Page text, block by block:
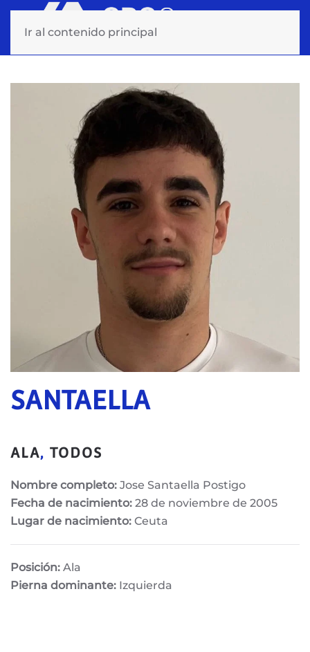
Ir al contenido principal
SANTAELLA
ALA, TODOS
Nombre completo: Jose Santaella Postigo
Fecha de nacimiento: 28 de noviembre de 2005
Lugar de nacimiento: Ceuta
Posición: Ala
Pierna dominante: Izquierda